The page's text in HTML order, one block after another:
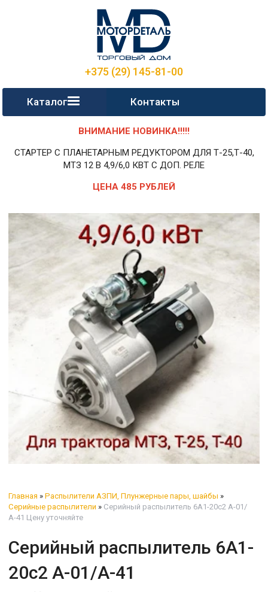
+375 (29) 145-81-00
Каталог Контакты
ВНИМАНИЕ НОВИНКА!!!!!
СТАРТЕР С ПЛАНЕТАРНЫМ РЕДУКТОРОМ ДЛЯ Т-25,Т-40,
МТЗ 12 В 4,9/6,0 КВТ С ДОП. РЕЛЕ
ЦЕНА 485 РУБЛЕЙ
Главная » Распылители АЗПИ, Плунжерные пары, шайбы »
Серийные распылители » Серийный распылитель 6А1-20с2 А-01/
А-41 Цену уточняйте
Серийный распылитель 6А1-
20с2 А-01/А-41